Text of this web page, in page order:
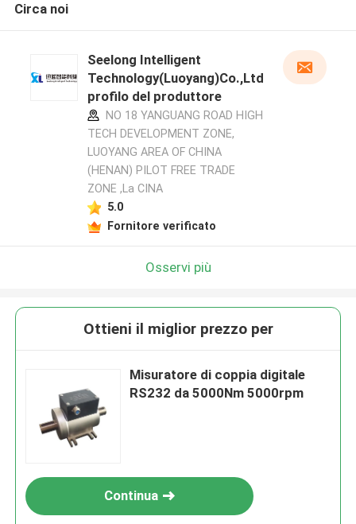
Circa noi
Seelong Intelligent
Technology(Luoyang)Co.,Ltd
profilo del produttore
NO 18 YANGUANG ROAD HIGH
TECH DEVELOPMENT ZONE,
LUOYANG AREA OF CHINA
(HENAN) PILOT FREE TRADE
ZONE ,La CINA
5.0
Fornitore verificato
Osservi più
Ottieni il miglior prezzo per
Misuratore di coppia digitale
RS232 da 5000Nm 5000rpm
Continua